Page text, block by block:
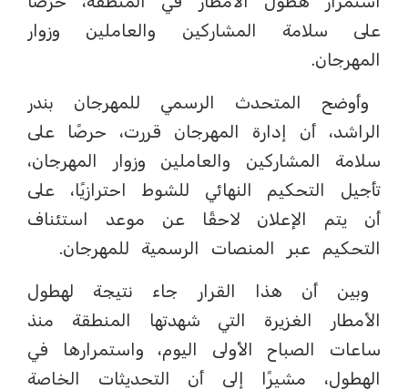
على سلامة المشاركين والعاملين وزوار
المهرجان.
وأوضح المتحدث الرسمي للمهرجان بندر
الراشد، أن إدارة المهرجان قررت، حرصًا على
سلامة المشاركين والعاملين وزوار المهرجان،
تأجيل التحكيم النهائي للشوط احترازيًا، على
أن يتم الإعلان لاحقًا عن موعد استئناف
التحكيم عبر المنصات الرسمية للمهرجان.
وبين أن هذا القرار جاء نتيجة لهطول
الأمطار الغزيرة التي شهدتها المنطقة منذ
ساعات الصباح الأولى اليوم، واستمرارها في
الهطول، مشيرًا إلى أن التحديثات الخاصة